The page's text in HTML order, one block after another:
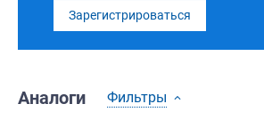
Зарегистрироваться
Аналоги Фильтры